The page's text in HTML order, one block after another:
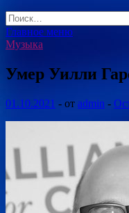
Найти:
Главное меню
Музыка
Умер Уилли
01.10.2021 - от admin -